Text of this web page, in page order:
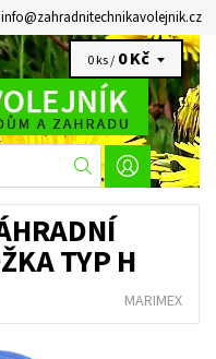
info@zahradnitechnikavolejnik.cz
0 ks / 0 Kč
TYP H
MARIMEX